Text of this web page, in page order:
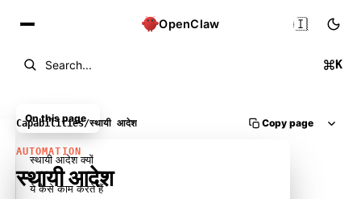
OpenClaw
Search... K
🇮🇳
Capabilities/स्थायी आदेश Copy page
AUTOMATION
स्थायी आदेश
On this page
स्थायी आदेश क्यों
ये कैसे काम करते हैं